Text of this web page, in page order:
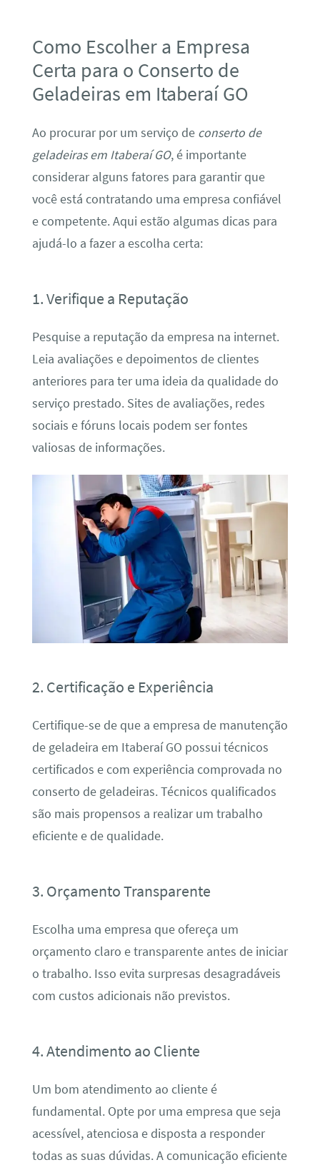
Como Escolher a Empresa
Certa para o Conserto de
Geladeiras em Itaberaí GO
Ao procurar por um serviço de conserto de
geladeiras em Itaberaí GO, é importante
considerar alguns fatores para garantir que
você está contratando uma empresa confiável
e competente. Aqui estão algumas dicas para
ajudá-lo a fazer a escolha certa:
1. Verifique a Reputação
Pesquise a reputação da empresa na internet.
Leia avaliações e depoimentos de clientes
anteriores para ter uma ideia da qualidade do
serviço prestado. Sites de avaliações, redes
sociais e fóruns locais podem ser fontes
valiosas de informações.
2. Certificação e Experiência
Certifique-se de que a empresa de manutenção
de geladeira em Itaberaí GO possui técnicos
certificados e com experiência comprovada no
conserto de geladeiras. Técnicos qualificados
são mais propensos a realizar um trabalho
eficiente e de qualidade.
3. Orçamento Transparente
Escolha uma empresa que ofereça um
orçamento claro e transparente antes de iniciar
o trabalho. Isso evita surpresas desagradáveis
com custos adicionais não previstos.
4. Atendimento ao Cliente
Um bom atendimento ao cliente é
fundamental. Opte por uma empresa que seja
acessível, atenciosa e disposta a responder
todas as suas dúvidas. A comunicação eficiente